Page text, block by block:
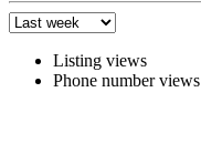
Listing views
Phone number views